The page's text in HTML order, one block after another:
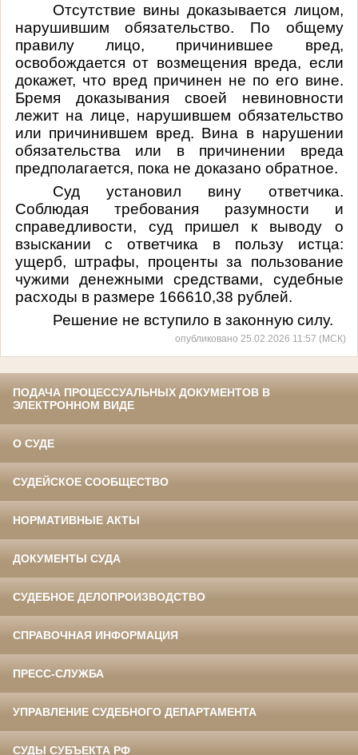
Отсутствие вины доказывается лицом,
нарушившим обязательство. По общему
правилу лицо, причинившее вред,
освобождается от возмещения вреда, если
докажет, что вред причинен не по его вине.
Бремя доказывания своей невиновности
лежит на лице, нарушившем обязательство
или причинившем вред. Вина в нарушении
обязательства или в причинении вреда
предполагается, пока не доказано обратное.
Суд установил вину ответчика.
Соблюдая требования разумности и
справедливости, суд пришел к выводу о
взыскании с ответчика в пользу истца:
ущерб, штрафы, проценты за пользование
чужими денежными средствами, судебные
расходы в размере 166610,38 рублей.
Решение не вступило в законную силу.
опубликовано 25.02.2026 11:57 (МСК)
ПОДАЧА ПРОЦЕССУАЛЬНЫХ ДОКУМЕНТОВ В
ЭЛЕКТРОННОМ ВИДЕ
О СУДЕ
СУДЕЙСКОЕ СООБЩЕСТВО
НОРМАТИВНЫЕ АКТЫ
ДОКУМЕНТЫ СУДА
СУДЕБНОЕ ДЕЛОПРОИЗВОДСТВО
СПРАВОЧНАЯ ИНФОРМАЦИЯ
ПРЕСС-СЛУЖБА
УПРАВЛЕНИЕ СУДЕБНОГО ДЕПАРТАМЕНТА
СУДЫ СУБЪЕКТА РФ